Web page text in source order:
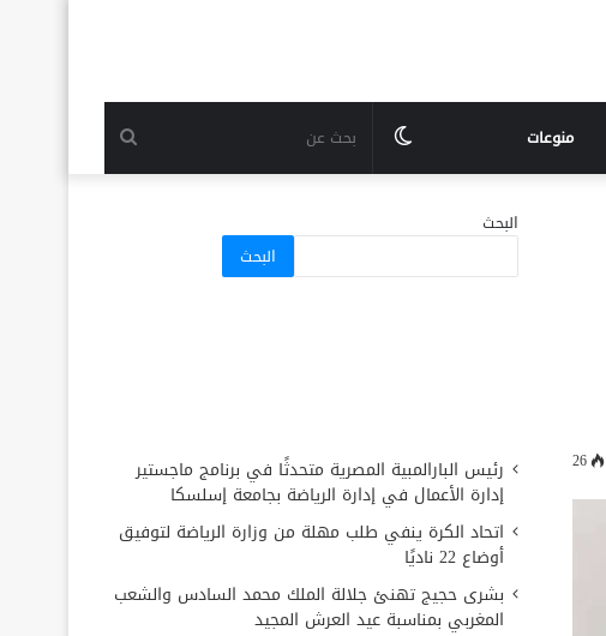
منوعات بحث
الوضع
26
البحث
البحث
رئيس البارالمبية المصرية متحدثًا في برنامج ماجستير
إدارة الأعمال في إدارة الرياضة بجامعة إسلسكا
اتحاد الكرة ينفي طلب مهلة من وزارة الرياضة لتوفيق
أوضاع 22 ناديًا
بشرى حجيج تهنئ جلالة الملك محمد السادس والشعب
المغربي بمناسبة عيد العرش المجيد